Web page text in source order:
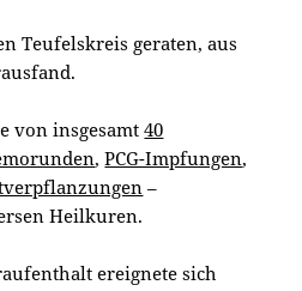
Teufelskreis geraten, aus
von insgesamt40
,PCG-Impfungen,
–
Heilkuren.
ereignete sich